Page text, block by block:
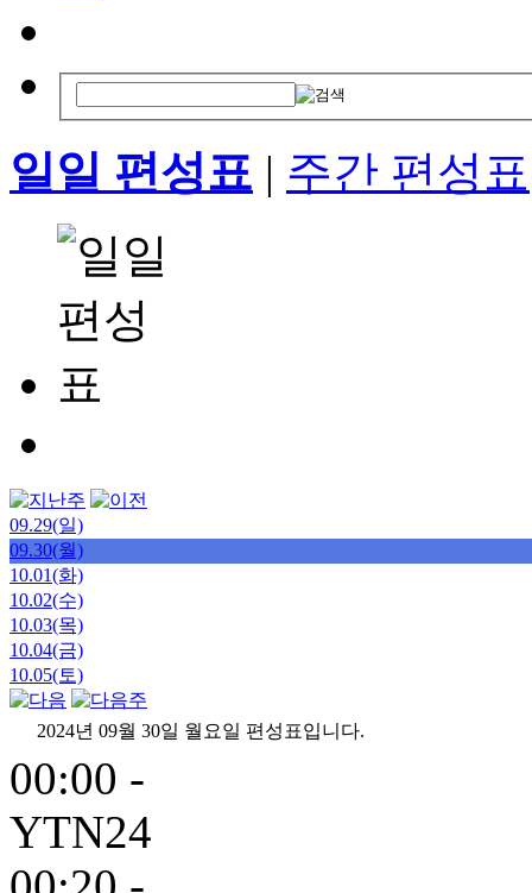
일일 편성표 | 주간 편성표
09.29(일)
09.30(월)
10.01(화)
10.02(수)
10.03(목)
10.04(금)
10.05(토)
2024년 09월 30일 월요일 편성표입니다.
00:00 -
YTN24